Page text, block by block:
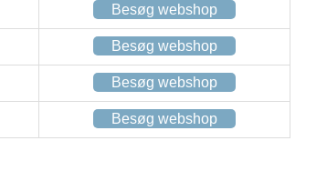
Besøg webshop
Besøg webshop
Besøg webshop
Besøg webshop